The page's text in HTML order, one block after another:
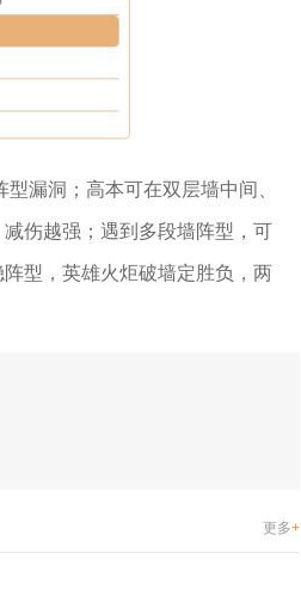
漏洞；高本可在双层墙中间、
伤越强；遇到多段墙阵型，可
型，英雄火炬破墙定胜负，两
更多+